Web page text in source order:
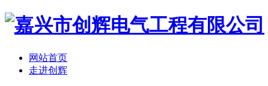
网站首页
走进创辉